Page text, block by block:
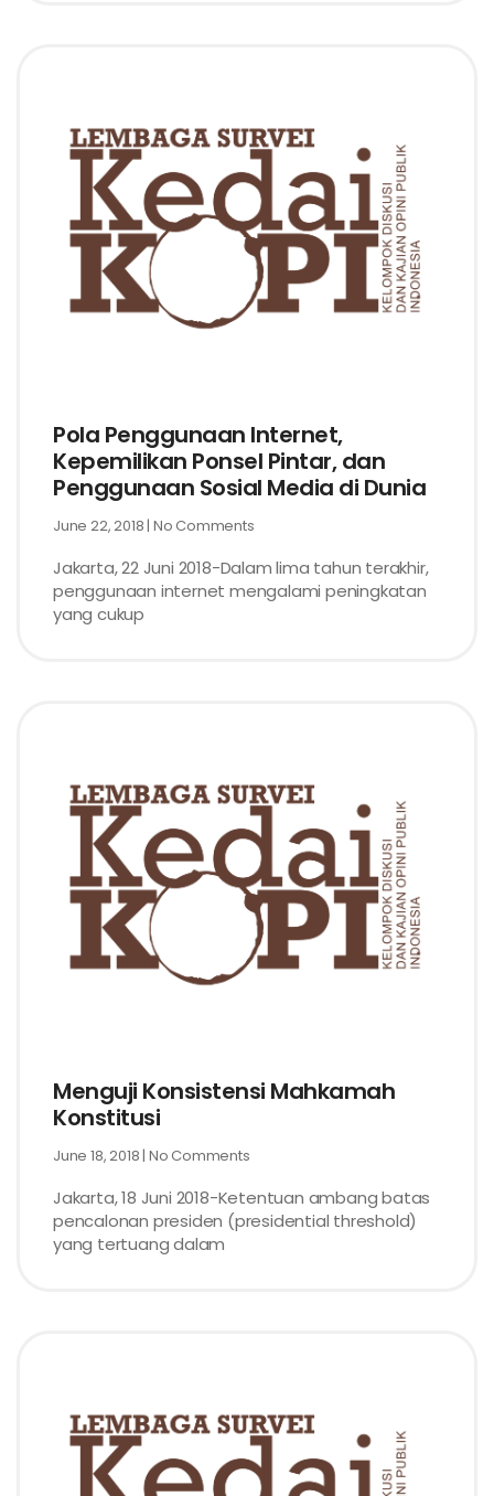
Pola Penggunaan Internet,
Kepemilikan Ponsel Pintar, dan
Penggunaan Sosial Media di Dunia
June 22, 2018 No Comments
Jakarta, 22 Juni 2018-Dalam lima tahun terakhir,
penggunaan internet mengalami peningkatan
yang cukup
Menguji Konsistensi Mahkamah
Konstitusi
June 18, 2018 No Comments
Jakarta, 18 Juni 2018-Ketentuan ambang batas
pencalonan presiden (presidential threshold)
yang tertuang dalam